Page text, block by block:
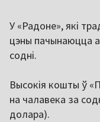
У «Радоне», які
цэны пачынаюцца
содні.
Высокія кошты ў
на чалавека за
долара).